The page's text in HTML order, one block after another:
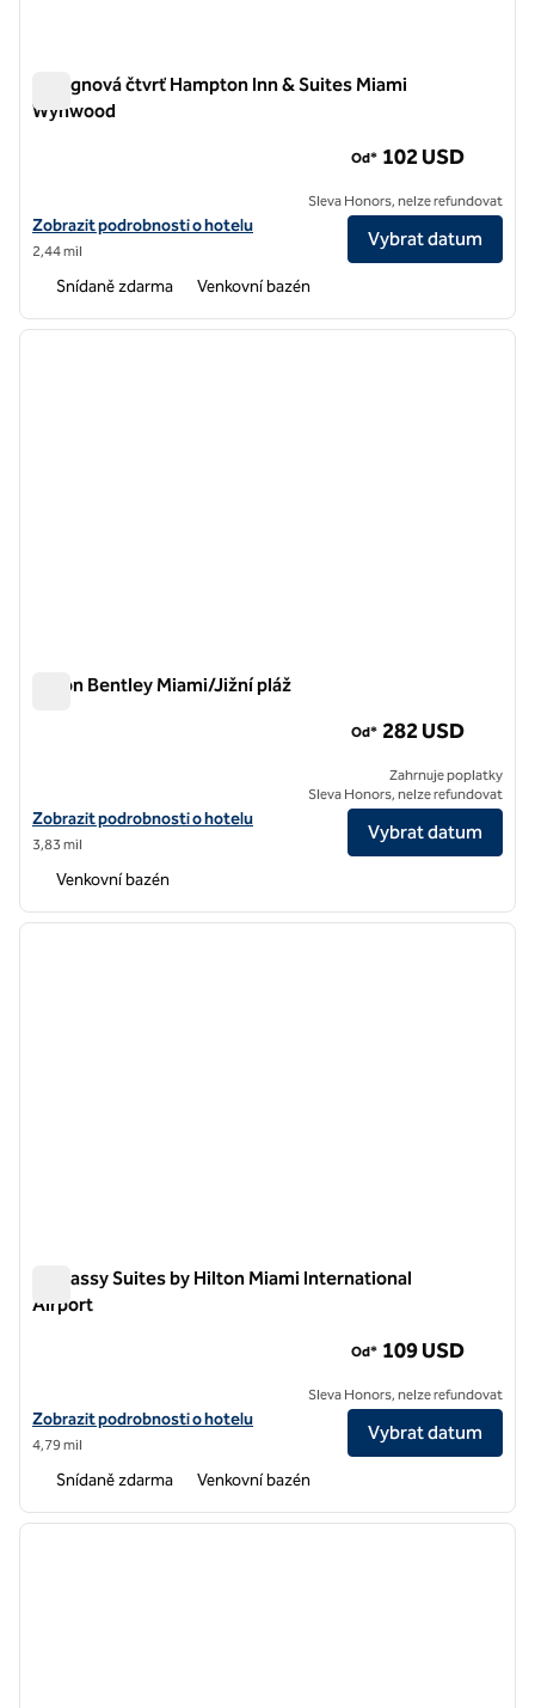
Designová čtvrť Hampton Inn & Suites Miami
Wynwood
Zobrazit detaily hotelu v designové čtvrti Hampton Inn & Suites
Zobrazit podrobnosti o hotelu
2,44 mil
Od* 102 USD
Sleva Honors, nelze refundovat
Vybrat datum
Snídaně zdarma Venkovní bazén
1 z 12
další
Hilton Bentley Miami/Jižní pláž
Zobrazit podrobnosti o hotelu Hilton Bentley Miami/Jižní pláž
Zobrazit podrobnosti o hotelu
3,83 mil
Od* 282 USD
Zahrnuje poplatky
Sleva Honors, nelze refundovat
Vybrat datum
Venkovní bazén
1 z 12
další
Embassy Suites by Hilton Miami International
Airport
Zobrazit podrobnosti o hotelu Embassy Suites by Hilton Miami
Zobrazit podrobnosti o hotelu
4,79 mil
Od* 109 USD
Sleva Honors, nelze refundovat
Vybrat datum
Snídaně zdarma Venkovní bazén
1 z 12
další